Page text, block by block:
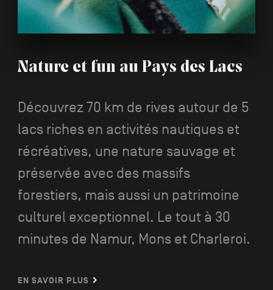
Nature et fun au Pays des Lacs
Découvrez 70 km de rives autour de 5
lacs riches en activités nautiques et
récréatives, une nature sauvage et
préservée avec des massifs
forestiers, mais aussi un patrimoine
culturel exceptionnel. Le tout à 30
minutes de Namur, Mons et Charleroi.
EN SAVOIR PLUS